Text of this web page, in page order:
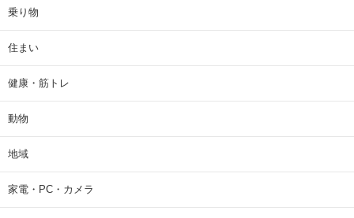
乗り物
住まい
健康・筋トレ
動物
地域
家電・PC・カメラ